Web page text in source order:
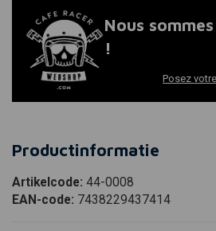
Nous
!
Posez
Productinformatie
Artikelcode: 44-0008
EAN-code: 7438229437414